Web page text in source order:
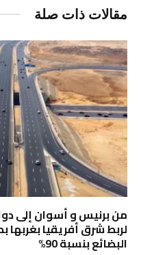
مقالات ذات صلة
من برنيس و أسوان إلى
البضائع بنسبة 90%